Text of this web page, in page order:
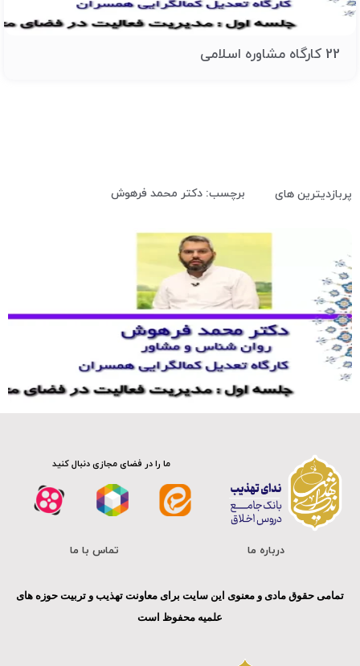
22 کارگاه مشاوره اسلامی
پربازدیترین های برچسب: دکتر محمد فرهوش
کلیپ
ما را در فضای مجازی دنبال کنید
درباره ما تماس با ما
تمامی حقوق مادی و معنوی این سایت برای معاونت تهذیب و تربیت حوزه های
علمیه محفوظ است